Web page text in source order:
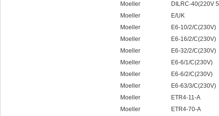
Moeller DILRC-40(220V
Moeller E/UK
Moeller E6-10/2/C(230V)
Moeller E6-16/2/C(230V)
Moeller E6-32/2/C(230V)
Moeller E6-6/1/C(230V)
Moeller E6-6/2/C(230V)
Moeller E6-63/3/C(230V)
Moeller ETR4-11-A
Moeller ETR4-70-A